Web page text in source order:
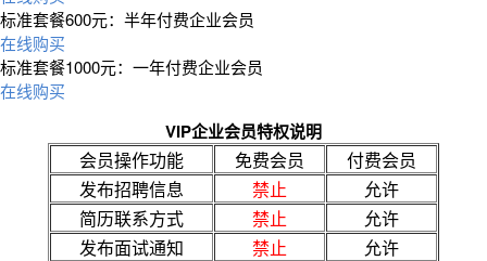
标准套餐600元：半年付费企业会员
在线购买
标准套餐1000元：一年付费企业会员
在线购买
VIP企业会员特权说明
会员操作功能 免费会员
付费会员
发布招聘信息
禁止
允许
简历联系方式
禁止
允许
发布面试通知
禁止 允许